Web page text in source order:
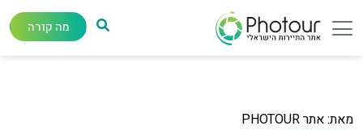
מה קורה
מאת: אתר PHOTOUR